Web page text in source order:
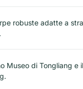
robuste adatte a
Museo di Tongliang e